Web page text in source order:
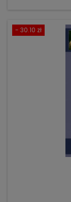
- 30.10 zł